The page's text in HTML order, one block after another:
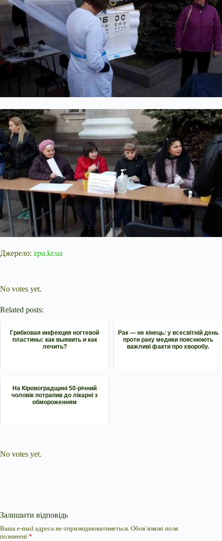
Джерело: zpu.kr.ua
No votes yet.
Related posts:
Грибковая инфекция ногтевой
пластины: как выявить и как
лечить?
Рак — не кінець: у всесвітній день
проти раку медики пояснюють
важливі факти про хворобу.
На Кіровоградщині 50-річний
чоловік потрапив до лікарні з
обмороженням
No votes yet.
Залишити відповідь
Ваша e-mail адреса не оприлюднюватиметься. Обов’язкові поля
позначені *